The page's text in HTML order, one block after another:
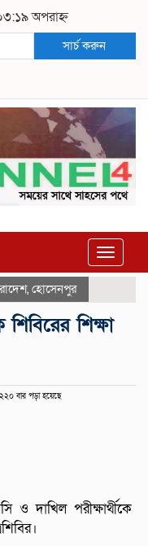
অপরাহ্ন
সার্চ করুন
Toggle
, হোসেনপুর
শিক্ষা
২২০ বার পড়া হয়েছে
দাখিল পরীক্ষার্থীকে